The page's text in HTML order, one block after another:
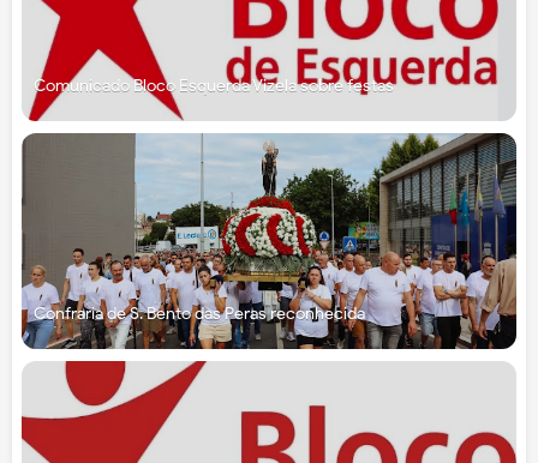
Comunicado Bloco Esquerda Vizela sobre festas
Confraria de S. Bento das Peras reconhecida